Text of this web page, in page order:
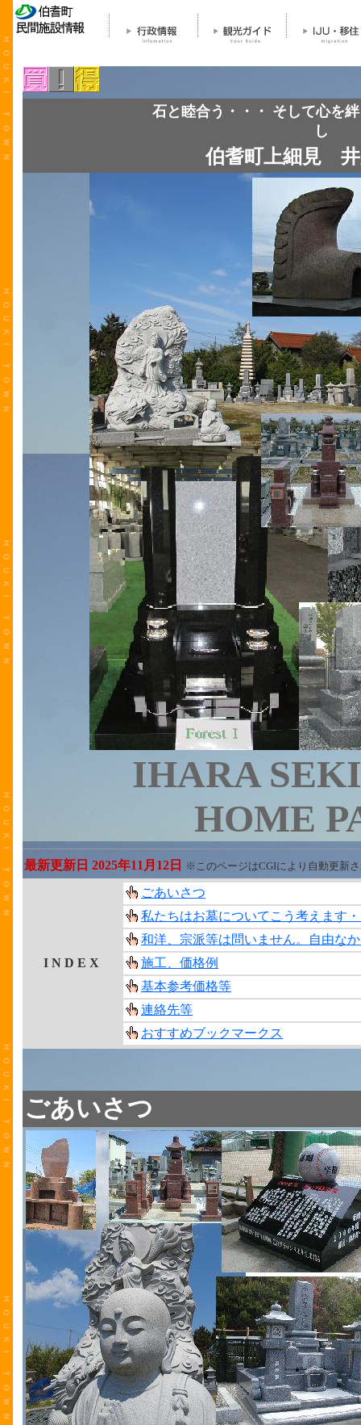
石と睦合う・・・ そして心を
し
伯耆町上細見 井
IHARA
HOME
最新更新日 2025年11月12日 ※このページはCGIにより自動更新
I N D E X
ごあいさつ
私たちはお墓についてこう考えます
和洋、宗派等は問いません。自由な
施工、価格例
基本参考価格等
連絡先等
おすすめブックマークス
ごあいさつ